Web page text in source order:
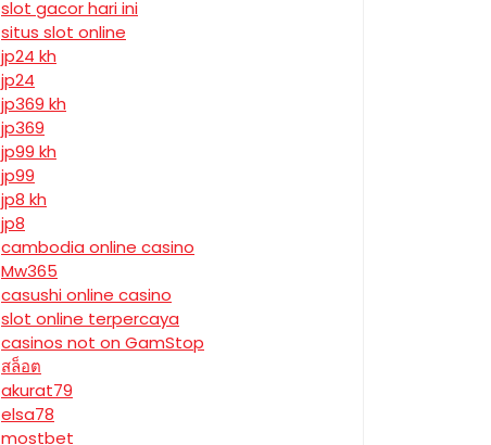
slot gacor hari ini
situs slot online
jp24 kh
jp24
jp369 kh
jp369
jp99 kh
jp99
jp8 kh
jp8
cambodia online casino
Mw365
casushi online casino
slot online terpercaya
casinos not on GamStop
สล็อต
akurat79
elsa78
mostbet